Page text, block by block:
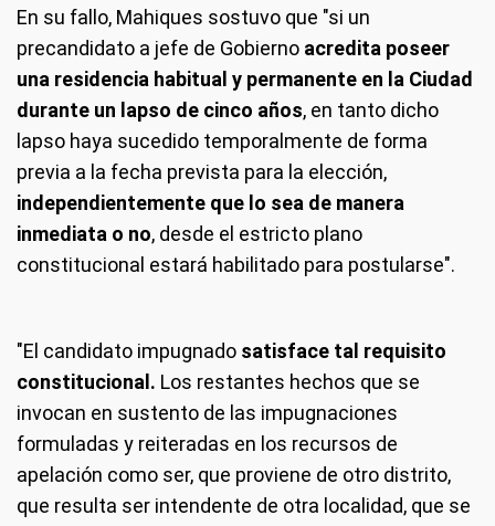
En su fallo, Mahiques sostuvo que "si un
precandidato a jefe de Gobierno acredita poseer
una residencia habitual y permanente en la Ciudad
durante un lapso de cinco años, en tanto dicho
lapso haya sucedido temporalmente de forma
previa a la fecha prevista para la elección,
independientemente que lo sea de manera
inmediata o no, desde el estricto plano
constitucional estará habilitado para postularse".
"El candidato impugnado satisface tal requisito
constitucional. Los restantes hechos que se
invocan en sustento de las impugnaciones
formuladas y reiteradas en los recursos de
apelación como ser, que proviene de otro distrito,
que resulta ser intendente de otra localidad, que se